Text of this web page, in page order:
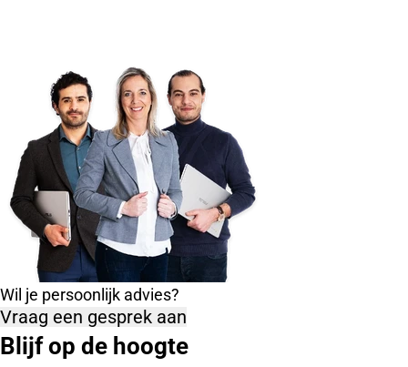
Wil je persoonlijk advies?
Vraag een gesprek aan
Blijf op de hoogte